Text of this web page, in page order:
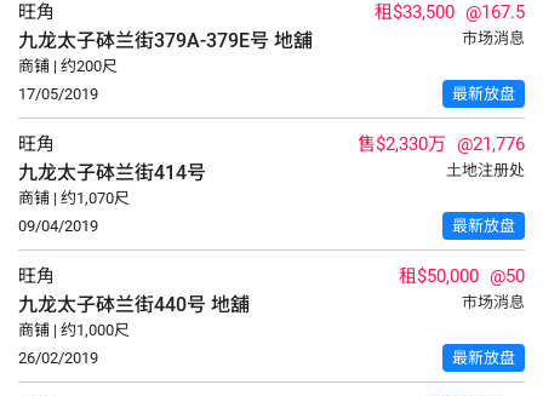
旺角 租$33,500 @167.5
九龙太子砵兰街379A-379E号 地舖
市场消息
商铺 | 约200尺
17/05/2019
最新放盘
旺角 售$2,330万 @21,776
九龙太子砵兰街414号
土地注册处
商铺 | 约1,070尺
09/04/2019
最新放盘
旺角 租$50,000 @50
九龙太子砵兰街440号 地舖
市场消息
商铺 | 约1,000尺
26/02/2019
最新放盘